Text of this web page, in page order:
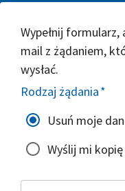
Wypełnij
mail z żądaniem,
wysłać.
Rodzaj żądania*
Usuń moje
Wyślij mi